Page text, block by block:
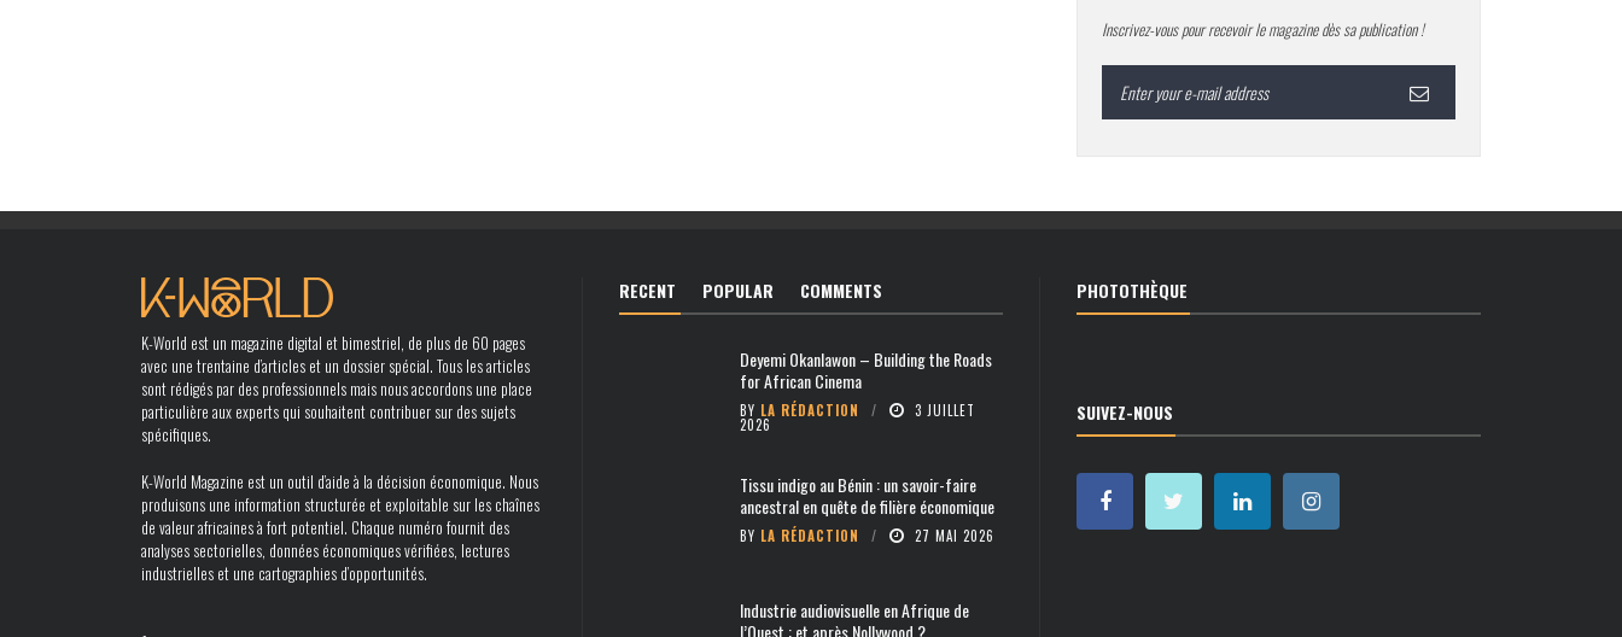
Inscrivez-vous pour recevoir le magazine dès sa publication !
K-World est un magazine digital et bimestriel, de plus de 60 pages
avec une trentaine d’articles et un dossier spécial. Tous les articles
sont rédigés par des professionnels mais nous accordons une place
particulière aux experts qui souhaitent contribuer sur des sujets
spécifiques.
K-World Magazine est un outil d’aide à la décision économique. Nous
produisons une information structurée et exploitable sur les chaînes
de valeur africaines à fort potentiel. Chaque numéro fournit des
analyses sectorielles, données économiques vérifiées, lectures
industrielles et une cartographies d’opportunités.
RECENT POPULAR COMMENTS
Deyemi Okanlawon – Building the Roads
for African Cinema
BY LA RÉDACTION 3 JUILLET
2026
Tissu indigo au Bénin : un savoir-faire
ancestral en quête de filière économique
BY LA RÉDACTION 27 MAI 2026
Industrie audiovisuelle en Afrique de
l’Ouest : et après Nollywood ?
PHOTOTHÈQUE
SUIVEZ-NOUS